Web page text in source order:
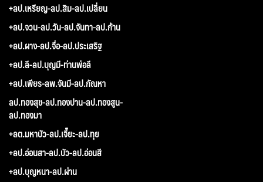
+ลป.เหรียญ-ลป.สิม-ลป.เปลี่ยน
+ลป.จวน-ลป.วัน-ลป.จันทา-ลป.ก้าน
+ลป.ผาง-ลป.จื่อ-ลป.ประเสริฐ
+ลป.ลี-ลป.บุญมี-ท่านพ่อลี
+ลป.เพียร-ลพ.จันมี-ลป.กัณหา
ลป.ทองสุข-ลป.ทองปาน-ลป.ทองสูน-
ลป.ทองมา
+ลต.มหาบัว-ลป.เจี๊ยะ-ลป.ทุย
+ลป.อ่อนสา-ลป.บัว-ลป.อ่อนสี
+ลป.บุญหนา-ลป.ผ่าน